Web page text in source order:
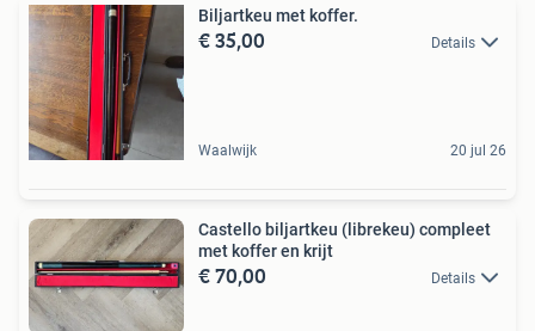
Biljartkeu met koffer.
€ 35,00 Details
Waalwijk 20 jul 26
Castello biljartkeu (librekeu) compleet
met koffer en krijt
€ 70,00 Details